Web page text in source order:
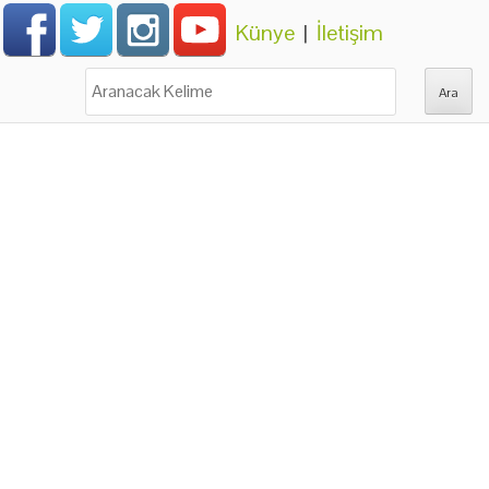
Künye | İletişim